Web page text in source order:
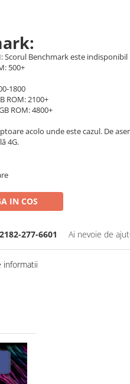
Scorul Benchmark este indisponibil
500+
1800
ROM: 2100+
ROM: 4800+
acolo unde este cazul. De
4G.
IN COS
277-6601 Ai nevoie de
informatii